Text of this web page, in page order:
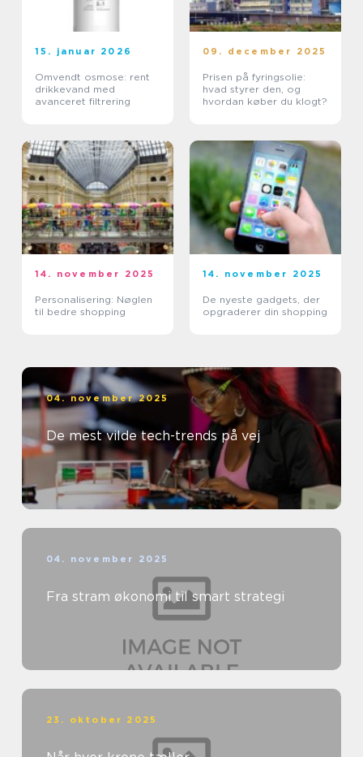
15. januar 2026
Omvendt osmose: rent
drikkevand med
avanceret filtrering
09. december 2025
Prisen på fyringsolie:
hvad styrer den, og
hvordan køber du klogt?
14. november 2025
Personalisering: Nøglen
til bedre shopping
14. november 2025
De nyeste gadgets, der
opgraderer din shopping
04. november 2025
De mest vilde tech-trends på vej
04. november 2025
Fra stram økonomi til smart strategi
23. oktober 2025